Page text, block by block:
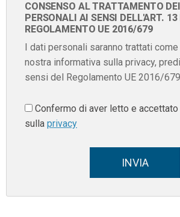
CONSENSO AL TRATTAMENTO
PERSONALI AI SENSI DELL'ART. 13
REGOLAMENTO UE 2016/679
I dati personali saranno trattati
nostra informativa sulla privacy,
sensi del Regolamento UE 2016/679
Confermo di aver letto e
sulla privacy
INVIA